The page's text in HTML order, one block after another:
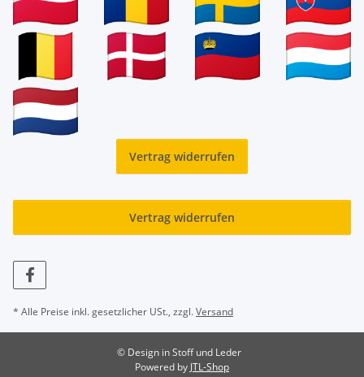
Vertrag widerrufen
Vertrag widerrufen
* Alle Preise inkl. gesetzlicher USt., zzgl.Versand
© Design in Stoff und Leder
Powered by JTL-Shop